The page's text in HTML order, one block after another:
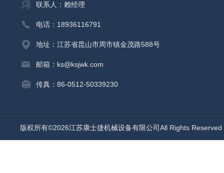
联系人：赖经理
电话：18936116791
地址：江苏省昆山市周市镇金茂路588号
邮箱：ks@ksjwk.com
传真：86-0512-50339230
版权所有©2026江苏康士捷机械设备有限公司All Rights